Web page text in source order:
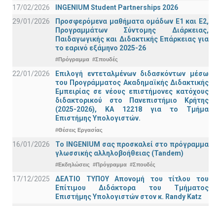
17/02/2026
INGENIUM Student Partnerships 2026
29/01/2026
Προσφερόμενα μαθήματα ομάδων Ε1 και Ε2,
Προγραμμάτων Σύντομης Διάρκειας,
Παιδαγωγικής και Διδακτικής Επάρκειας για
το εαρινό εξάμηνο 2025-26
#Πρόγραμμα #Σπουδές
22/01/2026
Επιλογή εντεταλμένων διδασκόντων μέσω
του Προγράμματος Ακαδημαϊκής Διδακτικής
Εμπειρίας σε νέους επιστήμονες κατόχους
διδακτορικού στο Πανεπιστήμιο Κρήτης
(2025-2026), ΚΑ 12218 για το Τμήμα
Επιστήμης Υπολογιστών.
#Θέσεις Εργασίας
16/01/2026
Το INGENIUM σας προσκαλεί στο πρόγραμμα
γλωσσικής αλληλοβοήθειας (Tandem)
#Εκδηλώσεις #Πρόγραμμα #Σπουδές
17/12/2025
ΔΕΛΤΙΟ ΤΥΠΟΥ Απονομή του τίτλου του
Επίτιμου Διδάκτορα του Τμήματος
Επιστήμης Υπολογιστών στον κ. Randy Katz